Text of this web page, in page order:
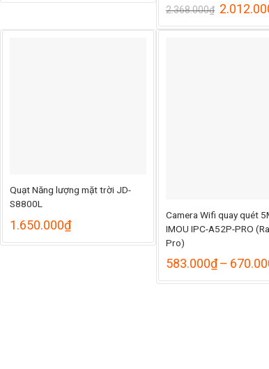
2.368.000₫ Giá
là:
Quạt Năng lượng mặt trời JD-
S8800L
1.650.000₫
Camera Wifi quay quét
IMOU IPC-A52P-PRO
Pro)
583.000₫–